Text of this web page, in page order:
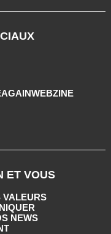
ET VOUS
VALEURS
NEWS